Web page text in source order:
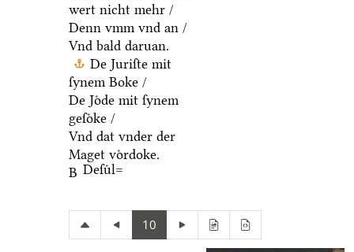
wert nicht mehr /
Denn vmm vnd an /
Vnd bald daruan.
De Juriſte mit
ſynem Boke /
De Joͤde mit ſynem
geſoͤke /
Vnd dat vnder der
Maget voͤrdoke.
B Deſuͤl=
10